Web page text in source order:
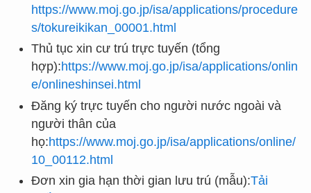
https://www.moj.go.jp/isa/applications/procedure
s/tokureikikan_00001.html
Thủ tục xin cư trú trực tuyến (tổng
hợp):https://www.moj.go.jp/isa/applications/onlin
e/onlineshinsei.html
Đăng ký trực tuyến cho người nước ngoài và
người thân của
họ:https://www.moj.go.jp/isa/applications/online/
10_00112.html
Đơn xin gia hạn thời gian lưu trú (mẫu):Tải